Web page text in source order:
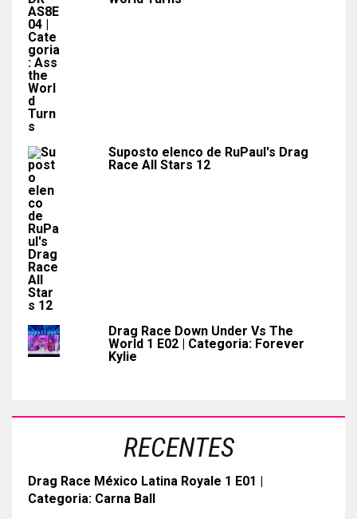
Suposto elenco de RuPaul's Drag
Race All Stars 12
Drag Race Down Under Vs The
World 1 E02 | Categoria: Forever
Kylie
RECENTES
Drag Race México Latina Royale 1 E01 |
Categoria: Carna Ball